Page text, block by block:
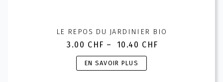
LE REPOS DU JARDINIER BIO
3.00 CHF – 10.40 CHF
Plage
de
prix :
EN SAVOIR PLUS
Ce
produit